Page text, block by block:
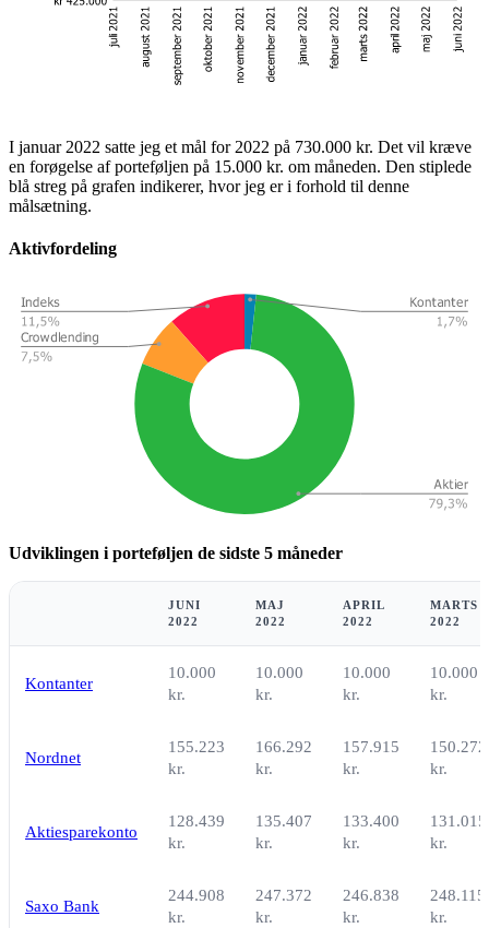
I januar 2022 satte jeg et mål for 2022 på 730.000 kr. Det vil kræve
en forøgelse af porteføljen på 15.000 kr. om måneden. Den stiplede
blå streg på grafen indikerer, hvor jeg er i forhold til denne
målsætning.
Aktivfordeling
Udviklingen i porteføljen de sidste 5 måneder
JUNI
2022
MAJ
2022
APRIL
2022
MARTS
2022
Kontanter
10.000
kr.
10.000
kr.
10.000
kr.
10.000
kr.
Nordnet
155.223
kr.
166.292
kr.
157.915
kr.
150.272
kr.
Aktiesparekonto
128.439
kr.
135.407
kr.
133.400
kr.
131.015
kr.
Saxo Bank
244.908
kr.
247.372
kr.
246.838
kr.
248.115
kr.